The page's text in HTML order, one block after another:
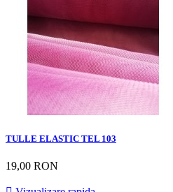
TULLE ELASTIC TEL 103
19,00 RON